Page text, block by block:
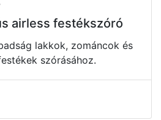
airless festékszóró
lakkok, zománcok és
szórásához.